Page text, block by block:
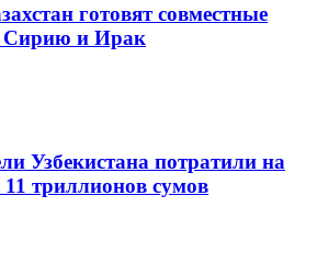
готовят совместные
Сирию и Ирак
Узбекистана потратили на
11 триллионов сумов